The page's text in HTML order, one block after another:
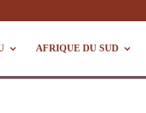
AFRIQUE DU SUD